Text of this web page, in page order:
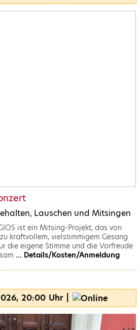
Lauschen und Mitsingen
ist ein Mitsing-Projekt, das von
kraftvollem, vielstimmigem Gesang
die eigene Stimme und die Vorfreude
... Details/Kosten/Anmeldung
20:00 Uhr |